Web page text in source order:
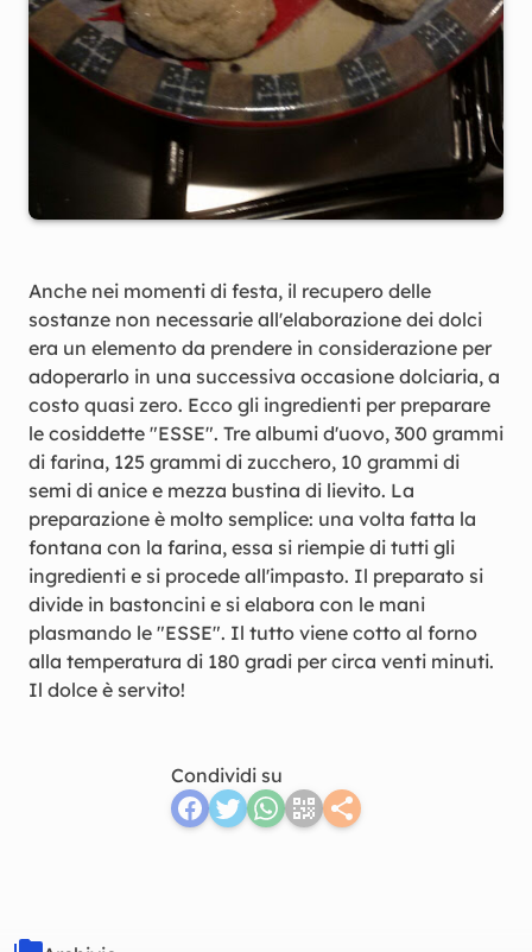
Anche nei momenti di festa, il recupero delle
sostanze non necessarie all'elaborazione dei dolci
era un elemento da prendere in considerazione per
adoperarlo in una successiva occasione dolciaria, a
costo quasi zero. Ecco gli ingredienti per preparare
le cosiddette "ESSE". Tre albumi d'uovo, 300 grammi
di farina, 125 grammi di zucchero, 10 grammi di
semi di anice e mezza bustina di lievito. La
preparazione è molto semplice: una volta fatta la
fontana con la farina, essa si riempie di tutti gli
ingredienti e si procede all'impasto. Il preparato si
divide in bastoncini e si elabora con le mani
plasmando le "ESSE". Il tutto viene cotto al forno
alla temperatura di 180 gradi per circa venti minuti.
Il dolce è servito!
Condividi su